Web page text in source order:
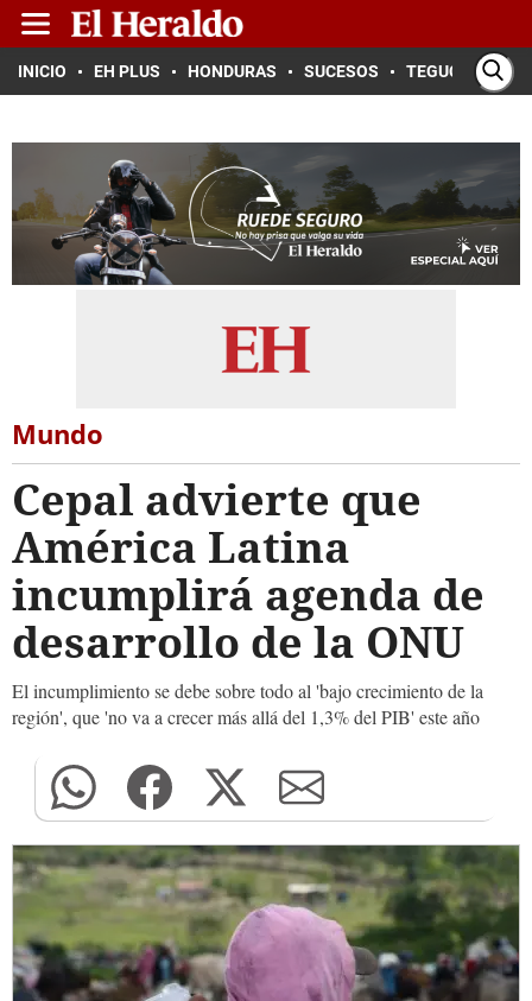
INICIO EH PLUS HONDURAS SUCESOS TEGUCIGALPA
Mundo
Cepal advierte que
América Latina
incumplirá agenda de
desarrollo de la ONU
El incumplimiento se debe sobre todo al 'bajo crecimiento de la
región', que 'no va a crecer más allá del 1,3% del PIB' este año